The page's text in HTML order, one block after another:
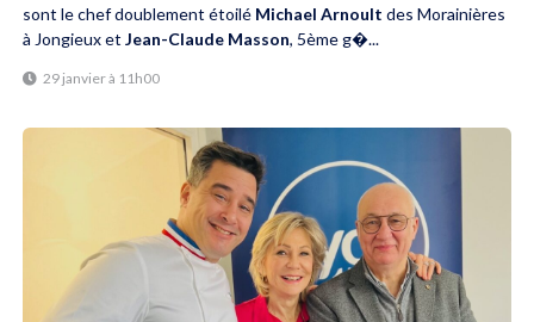
sont le chef doublement étoilé Michael Arnoult des Morainières
à Jongieux et Jean-Claude Masson, 5ème g�...
29 janvier à 11h00